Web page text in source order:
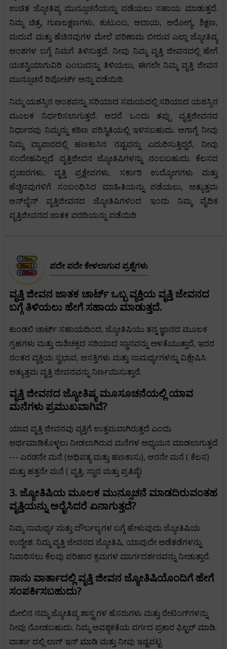
ಉಚಿತ ಜ್ಯೋತಿಷ್ಯ ಮುನ್ಸೂಚನೆಯನ್ನು ಪಡೆಯಲು ಸಹಾಯ ಮಾಡುತ್ತದೆ.
ನಿಮ್ಮ ಚಿತ್ರ, ಗುಣಲಕ್ಷಣಗಳು, ಕುಟುಂಬ, ಆದಾಯ, ಅರೋಗ್ಯ, ಶಿಕ್ಷಣ,
ಮದುವೆ ಮತ್ತು ಹೆಚಿನವುಗಳ ಮೇಲೆ ಪರಿಣಾಮ ಬೀರುವ ಎಲ್ಲಾ ಜ್ಯೋತಿಷ್ಯ
ಅಂಶಗಳ ಬಗ್ಗೆ ನಿಮಗೆ ತಿಳಿಸುತ್ತದೆ. ನೀವು ನಿಮ್ಮ ವೃತ್ತಿ ಜೀವನದಲ್ಲಿ ಹೇಗೆ
ಯಶಸ್ವಿಯಾಗುವಿರಿ ಎಂಬುದನ್ನು ತಿಳಿಯಲು, ಈಗಲೇ ನಿಮ್ಮ ವೃತ್ತಿ ಜೀವನ
ಮುನ್ಸೂಚನೆ ರಿಪೋರ್ಟ್ ಅನ್ನು ಪಡೆಯಿರಿ.
ನಿಮ್ಮ ಯಶಸ್ಸಿನ ಅಂಶವನ್ನು ಸರಿಯಾದ ಸಮಯದಲ್ಲಿ ಸರಿಯಾದ ಯಶಸ್ಸಿನ
ಮೂಲಕ ನಿರ್ಧರಿಸಲಾಗುತ್ತದೆ. ಆದರೆ ಒಂದು ತಪ್ಪು ವೃತ್ತಿಜೀವನದ
ನಿರ್ಧಾರವು ನಿಮ್ಮನ್ನು ಕಠಿಣ ಪರಿಸ್ಥಿತಿಯಲ್ಲಿ ಇಳಿಸಬಹುದು. ಆಗಾಗ್ಗೆ ನೀವು
ನಿಮ್ಮ ವ್ಯಾಪಾರದಲ್ಲಿ ಹಣಕಾಸಿನ ನಷ್ಟವನ್ನು ಎದುರಿಸುತ್ತಿದ್ದರೆ, ನೀವು
ಸಂದೇಹವಿಲ್ಲದೆ ವೃತ್ತಿಜೀವನ ಜ್ಯೋತಿಷಿಗಳನ್ನು ನಂಬಬಹುದು. ಕೆಲಸದ
ಪ್ರಚಾರಗಳು, ವೃತ್ತಿ ಪ್ರಕ್ಷೇಪಗಳು, ಸರ್ಕಾರಿ ಉದ್ಯೋಗಗಳು ಮತ್ತು
ಹೆಚ್ಚಿನವುಗಳಿಗೆ ಸಂಬಂಧಿಸಿದ ಮಾಹಿತಿಯನ್ನು ಪಡೆಯಲು, ಅತ್ಯುತ್ತಮ
ಆನ್‌ಲೈನ್ ವೃತ್ತಿಜೀವನದ ಜ್ಯೋತಿಷಿಗಳಿಂದ ಇಂದು ನಿಮ್ಮ ವೈದಿಕ
ವೃತ್ತಿಜೀವನದ ಜಾತಕ ವರದಿಯನ್ನು ಪಡೆಯಿರಿ
ಪದೇ ಪದೇ ಕೇಳಲಾಗುವ ಪ್ರಶ್ನೆಗಳು
ವೃತ್ತಿ ಜೀವನ ಜಾತಕ ಚಾರ್ಟ್ ಒಬ್ಬ ವ್ಯಕ್ತಿಯ ವೃತ್ತಿ ಜೇವನದ
ಬಗ್ಗೆ ತಿಳಿಯಲು ಹೇಗೆ ಸಹಾಯ ಮಾಡುತ್ತದೆ.
ಕುಂಡಲಿ ಚಾರ್ಟ್ ಸಹಾಯದಿಂದ, ಜ್ಯೋತಿಷಿಯು ತನ್ನ ಜ್ಞಾನದ ಮೂಲಕ
ಗ್ರಹಗಳು ಮತ್ತು ರಾಶಿಚಕ್ರದ ಸರಿಯಾದ ಸ್ಥಾನವನ್ನು ಅಳತೆಯುತ್ತಾರೆ, ಇದರ
ನಂತರ ವ್ಯಕ್ತಿಯ ಸ್ವಭಾವ, ಆಸಕ್ತಿಗಳು ಮತ್ತು ಸಾಮರ್ಥ್ಯಗಳನ್ನು ವಿಶ್ಲೇಷಿಸಿ
ಅತ್ಯುತ್ತಮ ವೃತ್ತಿ ಜೀವನವನ್ನು ನಿರ್ಣಯಿಸುತ್ತಾರೆ.
ವೃತ್ತಿ ಜೀವನದ ಜ್ಯೋತಿಷ್ಯ ಮೂಸೂಚನೆಯಲ್ಲಿ ಯಾವ
ಮನೆಗಳು ಪ್ರಮುಖವಾಗಿವೆ?
ಯಾವ ವೃತ್ತಿ ಜೀವನವು ವ್ಯಕ್ತಿಗೆ ಉತ್ತಮವಾಗಿರುತ್ತದೆ ಎಂದು
ಅರ್ಥಮಾಡಿಕೊಳ್ಳಲು ನೀಡಲಾಗಿರುವ ಮನೆಗಳ ಅಧ್ಯಯನ ಮಾಡಲಾಗುತ್ತದೆ
--- ಎರಡನೇ ಮನೆ (ಅಧಿಪತ್ಯ ಮತ್ತು ಹಣಕಾಸು), ಆರನೇ ಮನೆ ( ಕೆಲಸ)
ಮತ್ತು ಹತ್ತನೇ ಮನೆ ( ವೃತ್ತಿ, ಸ್ಥಾನ ಮತ್ತು ಪ್ರತಿಷ್ಠೆ)
3. ಜ್ಯೋತಿಷಿಯ ಮೂಲಕ ಮುನ್ಸೂಚನೆ ಮಾಡದಿರುವಂತಹ
ವೃತ್ತಿಯನ್ನು ಅರೈಸಿದರೆ ಏನಾಗುತ್ತದೆ?
ನಿಮ್ಮ ಸಾಮರ್ಥ್ಯ ಮತ್ತು ದೌರ್ಬಲ್ಯಗಳ ಬಗ್ಗೆ ಹೇಳುವುದು ಜ್ಯೋತಿಷಿಯ
ಉದ್ದೇಶ. ನಿಮ್ಮ ವೃತ್ತಿ ಜೇವನದ ಜ್ಯೋತಿಷಿ, ಯಾವುದೇ ಅಡೆತಡೆಗಳನ್ನು
ನಿವಾರಿಸಲು ಕೆಲವು ಪರಿಹಾರ ಕ್ರಮಗಳ ಮಾರ್ಗದರ್ಶನವನ್ನು ನೀಡುತ್ತಾರೆ.
ನಾನು ವಾರ್ತಾದಲ್ಲಿ ವೃತ್ತಿ ಜೀವನ ಜ್ಯೋತಿಷಿಯೊಂದಿಗೆ ಹೇಗೆ
ಸಂಪರ್ಕಿಸಬಹುದು?
ಮೇಲಿನ ನಮ್ಮ ಜ್ಯೋತಿಷ್ಯ ಶಾಸ್ತ್ರಗಳ ಹೆಸರುಗಳು ಮತ್ತು ರೇಟಿಂಗ್‌ಗಳನ್ನು
ನೀವು ನೋಡಬಹುದು. ನಿಮ್ಮ ಅವಶ್ಯಕತೆಯ ವರ್ಗದ ಪ್ರಕಾರ ಫಿಲ್ಟರ್ ಮಾಡಿ.
ವಾರ್ತಾ ದಲ್ಲಿ ಲಾಗ್ ಇನ್ ಮಾಡಿ ಮತ್ತು ನೀವು ಇಷ್ಟಪಟ್ಟ